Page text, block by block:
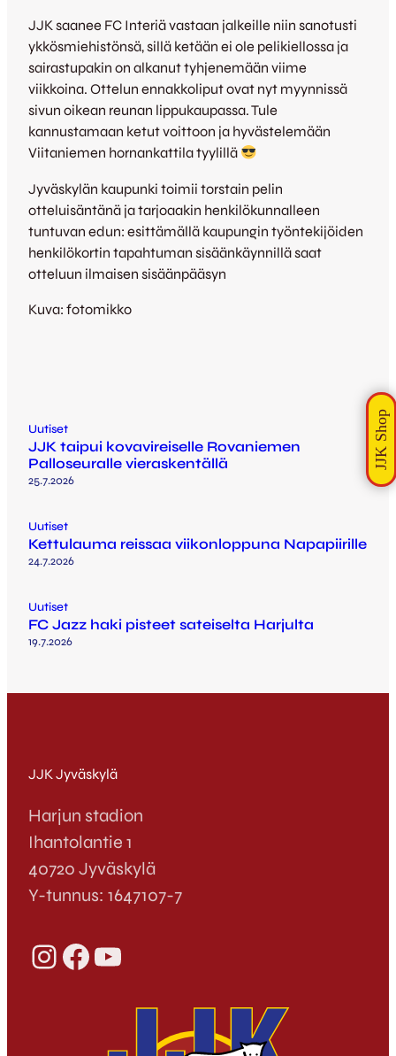
JJK saanee FC Interiä vastaan jalkeille niin sanotusti
ykkösmiehistönsä, sillä ketään ei ole pelikiellossa ja
sairastupakin on alkanut tyhjenemään viime
viikkoina. Ottelun ennakkoliput ovat nyt myynnissä
sivun oikean reunan lippukaupassa. Tule
kannustamaan ketut voittoon ja hyvästelemään
Viitaniemen hornankattila tyylillä
Jyväskylän kaupunki toimii torstain pelin
otteluisäntänä ja tarjoaakin henkilökunnalleen
tuntuvan edun: esittämällä kaupungin työntekijöiden
henkilökortin tapahtuman sisäänkäynnillä saat
otteluun ilmaisen sisäänpääsyn
Kuva: fotomikko
Uutiset
JJK taipui kovavireiselle Rovaniemen
Palloseuralle vieraskentällä
25.7.2026
Uutiset
Kettulauma reissaa viikonloppuna Napapiirille
24.7.2026
Uutiset
FC Jazz haki pisteet sateiselta Harjulta
19.7.2026
JJK Jyväskylä
Harjun stadion
Ihantolantie 1
40720 Jyväskylä
Y-tunnus: 1647107-7
InstagramFacebook YouTube